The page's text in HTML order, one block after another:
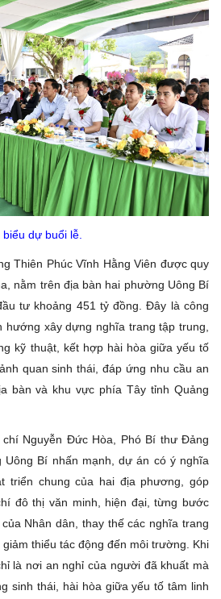
dự buổi lễ.
Thiên Phúc Vĩnh Hằng Viên được quy
nằm trên địa bàn hai phường Uông Bí
tư khoảng 451 tỷ đồng. Đây là công
xây dựng nghĩa trang tập trung,
kỹ thuật, kết hợp hài hòa giữa yếu tố
quan sinh thái, đáp ứng nhu cầu an
bàn và khu vực phía Tây tỉnh Quảng
Nguyễn Đức Hòa, Phó Bí thư Đảng
Uông Bí nhấn mạnh, dự án có ý nghĩa
triển chung của hai địa phương, góp
đô thị văn minh, hiện đại, từng bước
Nhân dân, thay thế các nghĩa trang
thiểu tác động đến môi trường. Khi
là nơi an nghỉ của người đã khuất mà
sinh thái, hài hòa giữa yếu tố tâm linh